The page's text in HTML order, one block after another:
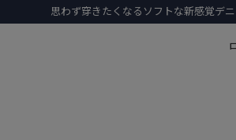
初めての1本に選び